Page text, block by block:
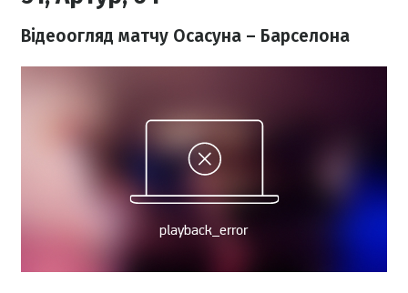
Відеоогляд матчу Осасуна – Барселона